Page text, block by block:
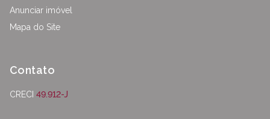
Anunciar imóvel
Mapa do Site
Contato
CRECI 49.912-J